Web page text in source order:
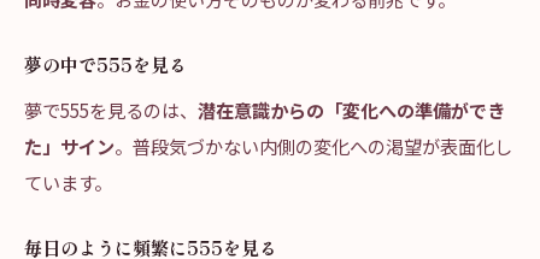
夢の中で555を見る
夢で555を見るのは、 潜在意識からの「変化への準備ができ
た」サイン。普段気づかない内側の変化への渇望が表面化し
ています。
毎日のように頻繁に555を見る